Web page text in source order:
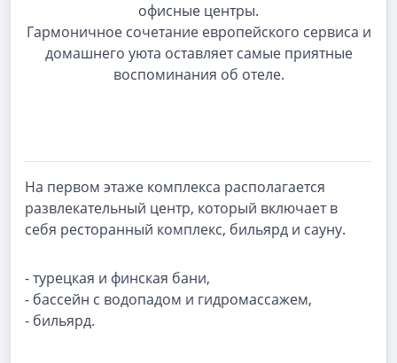
офисные центры.
Гармоничное сочетание европейского сервиса и
домашнего уюта оставляет самые приятные
воспоминания об отеле.
На первом этаже комплекса располагается
развлекательный центр, который включает в
себя ресторанный комплекс, бильярд и сауну.
- турецкая и финская бани,
- бассейн с водопадом и гидромассажем,
- бильярд.